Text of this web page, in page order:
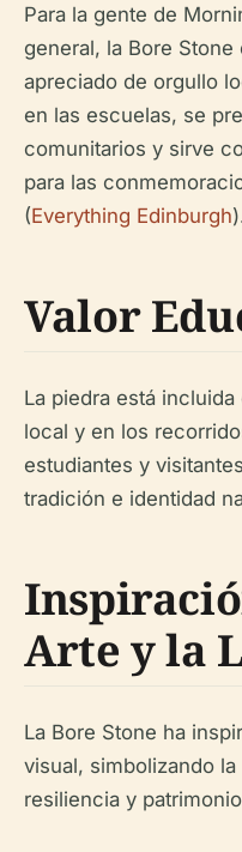
Para la gente de
general, la Bore
apreciado de orgullo
en las escuelas, se
comunitarios y sirve
para las
(Everything Edinburgh
Valor
La piedra está
local y en los
estudiantes y
tradición e identidad
Arte y la
La Bore Stone ha
visual, simbolizando
resiliencia y